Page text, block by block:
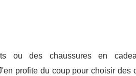
ou des chaussures en
profite du coup pour choisir des